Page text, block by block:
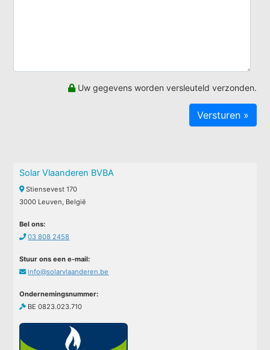
Uw gegevens worden versleuteld verzonden.
Solar Vlaanderen BVBA
Stiensevest 170
3000 Leuven, België
Bel ons:
03 808 2458
Stuur ons een e-mail:
info@solarvlaanderen.be
Ondernemingsnummer:
BE 0823.023.710